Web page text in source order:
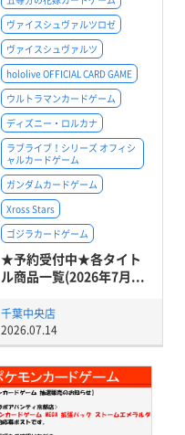
ヴァイスシュヴァルツロゼ
ヴァイスシュヴァルツ
hololive OFFICIAL CARD GAME
ウルトラマンカードゲーム
ディズニー・ロルカナ
ラブライブ！シリーズ オフィシ
ャルカードゲーム
ガンダムカードゲーム
Xross Stars
ゴジラカードゲーム
★予約受付中★各タイト
ル商品一覧(2026年7月...
千葉中央店
2026.07.14